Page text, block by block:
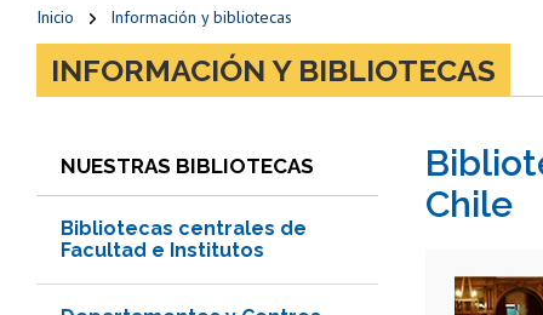
Inicio Información y bibliotecas
INFORMACIÓN Y BIBLIOTECAS
NUESTRAS BIBLIOTECAS
Bibliotecas centrales de
Facultad e Institutos
Chile